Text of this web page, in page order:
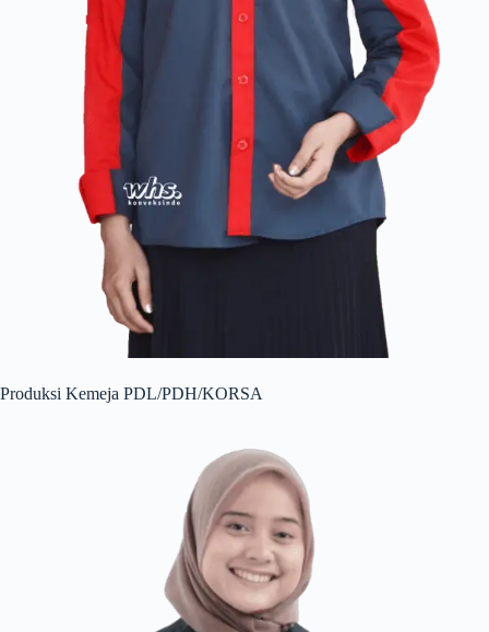
Produksi Kemeja PDL/PDH/KORSA